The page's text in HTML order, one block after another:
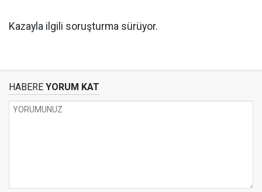
Kazayla ilgili soruşturma sürüyor.
HABERE YORUM KAT